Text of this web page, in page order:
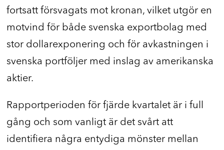
fortsatt försvagats mot kronan, vilket utgör en
motvind för både svenska exportbolag med
stor dollarexponering och för avkastningen i
svenska portföljer med inslag av amerikanska
aktier.
Rapportperioden för fjärde kvartalet är i full
gång och som vanligt är det svårt att
identifiera några entydiga mönster mellan